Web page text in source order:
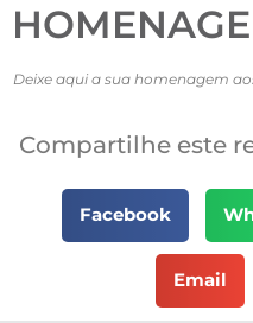
Deixe aqui a sua homenagem
Compartilhe este
Facebook
Email